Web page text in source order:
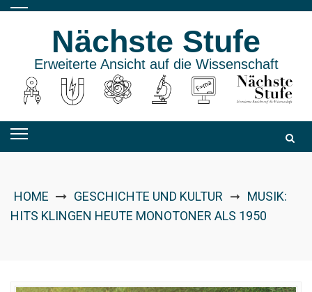
Skip
Nächste Stufe
Erweiterte Ansicht auf die Wissenschaft
HOME GESCHICHTE UND KULTUR ➞ MUSIK:
HITS KLINGEN HEUTE MONOTONER ALS 1950